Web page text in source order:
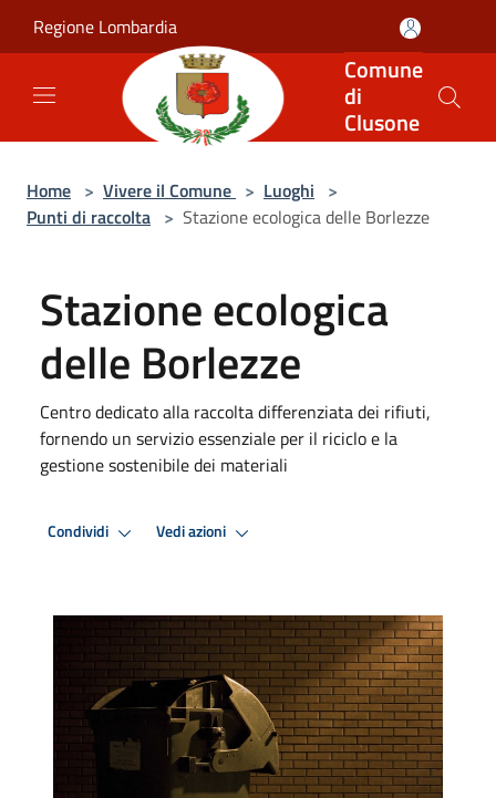
Regione Lombardia
Comune
di
Clusone
Home > Vivere il Comune > Luoghi >
Punti di raccolta > Stazione ecologica delle Borlezze
Stazione ecologica
delle Borlezze
Centro dedicato alla raccolta differenziata dei rifiuti,
fornendo un servizio essenziale per il riciclo e la
gestione sostenibile dei materiali
Condividi Vedi azioni